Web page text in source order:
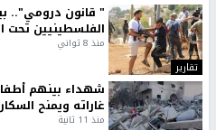
تقارير
" قانون درومي"..
الفلسطينيين تحت
منذ 8 ثواني
شهداء بينهم
غاراته ويمنح
منذ 11 ثانية